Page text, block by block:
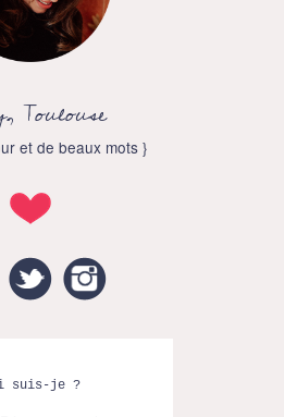
Toulouse
et de beaux mots }
FacebookTwitter
suis-je ?